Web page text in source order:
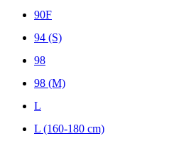
90F
94 (S)
98
98 (M)
L
L (160-180 cm)